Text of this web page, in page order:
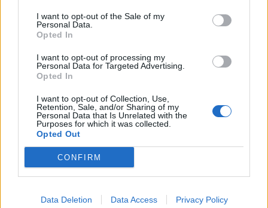
I want to opt-out of the Sale of my
Personal Data.
Opted In
I want to opt-out of processing my
Personal Data for Targeted Advertising.
Opted In
I want to opt-out of Collection, Use,
Retention, Sale, and/or Sharing of my
Personal Data that Is Unrelated with the
Purposes for which it was collected.
Opted Out
CONFIRM
Data Deletion Data Access Privacy Policy